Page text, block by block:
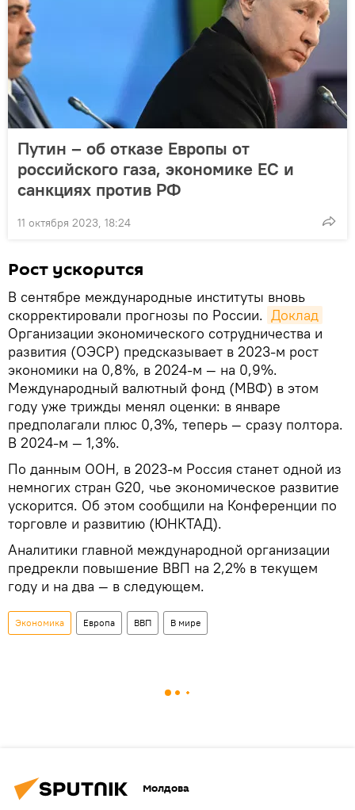
Путин – об отказе Европы от
российского газа, экономике ЕС и
санкциях против РФ
11 октября 2023, 18:24
Рост ускорится
В сентябре международные институты вновь
скорректировали прогнозы по России. Доклад
Организации экономического сотрудничества и
развития (ОЭСР) предсказывает в 2023-м рост
экономики на 0,8%, в 2024-м — на 0,9%.
Международный валютный фонд (МВФ) в этом
году уже трижды менял оценки: в январе
предполагали плюс 0,3%, теперь — сразу полтора.
В 2024-м — 1,3%.
По данным ООН, в 2023-м Россия станет одной из
немногих стран G20, чье экономическое развитие
ускорится. Об этом сообщили на Конференции по
торговле и развитию (ЮНКТАД).
Аналитики главной международной организации
предрекли повышение ВВП на 2,2% в текущем
году и на два — в следующем.
Экономика Европа ВВП В мире
Молдова